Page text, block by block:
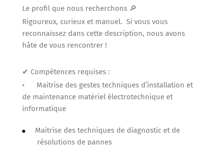
Le profil que nous recherchons 🔎
Rigoureux, curieux et manuel. Si vous vous
reconnaissez dans cette description, nous avons
hâte de vous rencontrer !
✔ Compétences requises :
• Maitrise des gestes techniques d’installation et
de maintenance matériel électrotechnique et
informatique
Maitrise des techniques de diagnostic et de
résolutions de pannes